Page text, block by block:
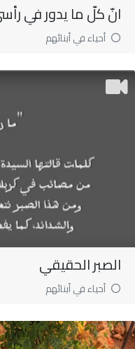
انّ كلّ ما يدور في رأسي
أحياء في أبنائهم
الصبر الحقيقي
أحياء في أبنائهم